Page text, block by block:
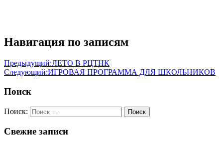
Навигация по записям
Предыдущий:ЛЕТО В РЦТНК
Следующий:ИГРОВАЯ ПРОГРАММА ДЛЯ ШКОЛЬНИКОВ
Поиск
Поиск: Поиск
Свежие записи